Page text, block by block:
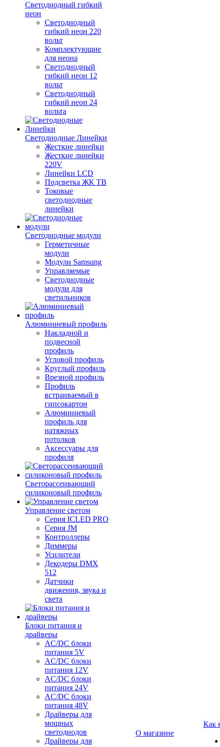
Светодиодный гибкий
неон
Светодиодный
гибкий неон 220
вольт
Комплектующие
для неона
Светодиодный
гибкий неон 12
вольт
Светодиодный
гибкий неон 24
вольта
Светодиодные Линейки
Жесткие линейки
Жесткие линейки
220V
Линейки LCD
Подсветка ЖК ТВ
Токовые
светодиодные
линейки
Светодиодные модули
Герметичные
модули
Модули Samsung
Управляемые
Светодиодные
модули для
светильников
Алюминиевый профиль
Накладной и
подвесной
профиль
Угловой профиль
Круглый профиль
Врезной профиль
Профиль
встраиваемый в
гипсокартон
Алюминиевый
профиль для
натяжных
потолков
Аксессуары для
профиля
Светорассеивающий
силиконовый профиль
Управление светом
Серия ICLED PRO
Серия JM
Контроллеры
Диммеры
Усилители
Декодеры DMX
512
Датчики
движения, звука и
света
Блоки питания и
драйверы
AC/DC блоки
питания 5V
AC/DC блоки
питания 12V
AC/DC блоки
питания 24V
AC/DC блоки
питания 48V
Драйверы для
мощных
светодиодов
Драйверы для
О магазине
Как